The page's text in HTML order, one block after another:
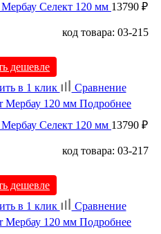
Селект 120 мм 13790 ₽
код товара: 03-215
дешевле
в 1 клик
Сравнение
Подробнее
Селект 120 мм 13790 ₽
код товара: 03-217
дешевле
в 1 клик
Сравнение
Подробнее